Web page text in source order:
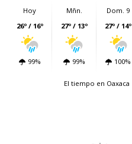
Hoy
26º / 16º
99%
Mñn.
27º / 13º
99%
Dom. 9
27º / 14º
100%
El tiempo en Oaxaca